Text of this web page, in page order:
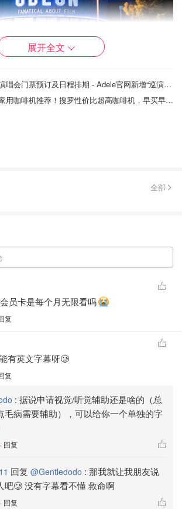
，也是欧洲范围内最大的电影院线，英
，在商场和高街上常能见到。公司也经
折扣，成为MYLIMITLESS的会员后
以购买电影院月卡，每个月无限看，最低
而且在电影院购买饮料和零食时还有九折
常划算了！
Henry Nicholls ，版权属于原作者
展开全文
2025年英国演唱会门票预订及日程排期 - Adele官网新增“巡演日期”版块！期待！
2022 Top10家用咖啡机推荐！搜罗性价比超高咖啡机，早买早享受
全部
员卡是每个月无限看吗
复
有英文字幕呀🥲
复
: 据说申请视觉/听觉辅助还是啥的（总
毛病需要辅助），可以给你一个单独的字
· 回复
回复 @Gentledodo : 那我就让我朋友说
吧🥲 没有字幕看不懂 救命啊
· 回复